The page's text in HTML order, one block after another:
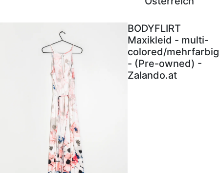
BODYFLIRT
Maxikleid - multi-
colored/mehrfarbig
- (Pre-owned) -
Zalando.at